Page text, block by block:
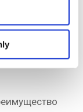
будут
о том,